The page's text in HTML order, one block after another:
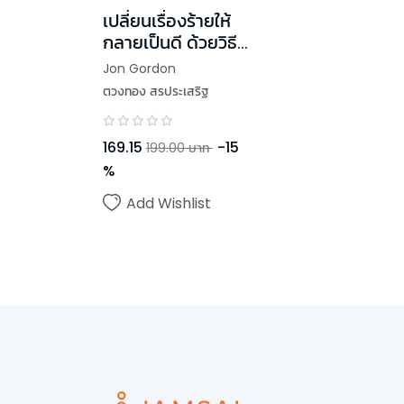
เปลี่ยนเรื่องร้ายให้
กลายเป็นดี ด้วยวิธี
เลิกบ่น
Jon Gordon
ตวงทอง สรประเสริฐ
169.15 199.00 บาท -15
%
Add Wishlist